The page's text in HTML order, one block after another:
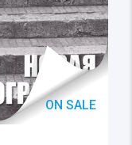
ON SALE